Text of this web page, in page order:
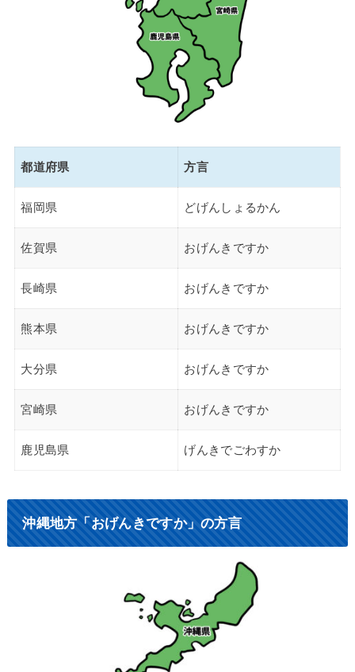
都道府県 方言
福岡県 どげんしょるかん
佐賀県 おげんきですか
長崎県 おげんきですか
熊本県 おげんきですか
大分県 おげんきですか
宮崎県 おげんきですか
鹿児島県 げんきでごわすか
沖縄地方「おげんきですか」の方言